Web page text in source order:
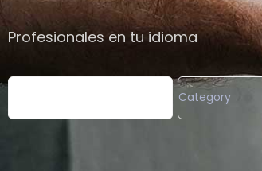
Profesionales en tu idioma
Category